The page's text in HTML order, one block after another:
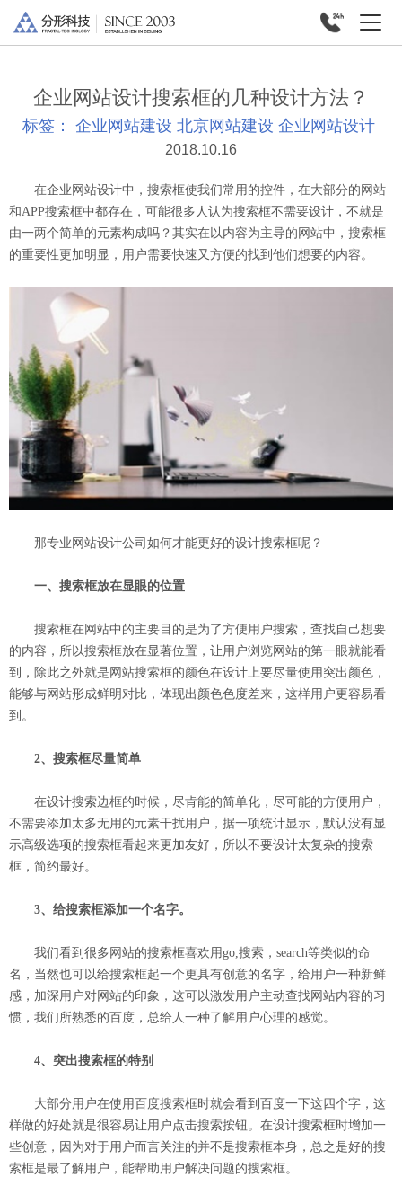
企业网站设计搜索框的几种设计方法？
标签： 企业网站建设 北京网站建设 企业网站设计
2018.10.16
在企业网站设计中，搜索框使我们常用的控件，在大部分的网站
和APP搜索框中都存在，可能很多人认为搜索框不需要设计，不就是
由一两个简单的元素构成吗？其实在以内容为主导的网站中，搜索框
的重要性更加明显，用户需要快速又方便的找到他们想要的内容。
那专业网站设计公司如何才能更好的设计搜索框呢？
一、搜索框放在显眼的位置
搜索框在网站中的主要目的是为了方便用户搜索，查找自己想要
的内容，所以搜索框放在显著位置，让用户浏览网站的第一眼就能看
到，除此之外就是网站搜索框的颜色在设计上要尽量使用突出颜色，
能够与网站形成鲜明对比，体现出颜色色度差来，这样用户更容易看
到。
2、搜索框尽量简单
在设计搜索边框的时候，尽肯能的简单化，尽可能的方便用户，
不需要添加太多无用的元素干扰用户，据一项统计显示，默认没有显
示高级选项的搜索框看起来更加友好，所以不要设计太复杂的搜索
框，简约最好。
3、给搜索框添加一个名字。
我们看到很多网站的搜索框喜欢用go,搜索，search等类似的命
名，当然也可以给搜索框起一个更具有创意的名字，给用户一种新鲜
感，加深用户对网站的印象，这可以激发用户主动查找网站内容的习
惯，我们所熟悉的百度，总给人一种了解用户心理的感觉。
4、突出搜索框的特别
大部分用户在使用百度搜索框时就会看到百度一下这四个字，这
样做的好处就是很容易让用户点击搜索按钮。在设计搜索框时增加一
些创意，因为对于用户而言关注的并不是搜索框本身，总之是好的搜
索框是最了解用户，能帮助用户解决问题的搜索框。